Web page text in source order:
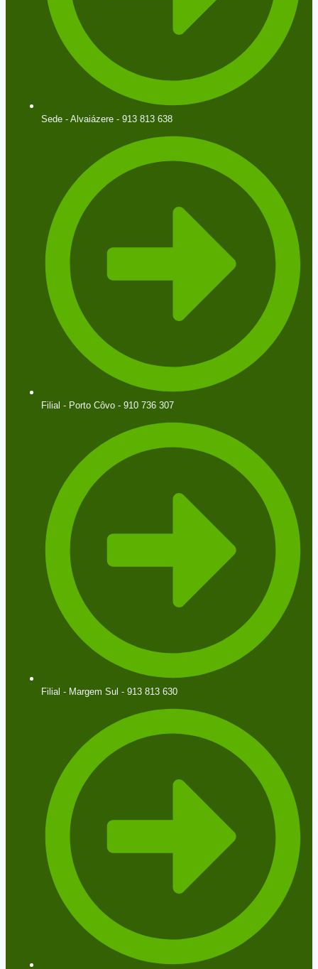
Sede - Alvaiázere - 913 813 638
Filial - Porto Côvo - 910 736 307
Filial - Margem Sul - 913 813 630​